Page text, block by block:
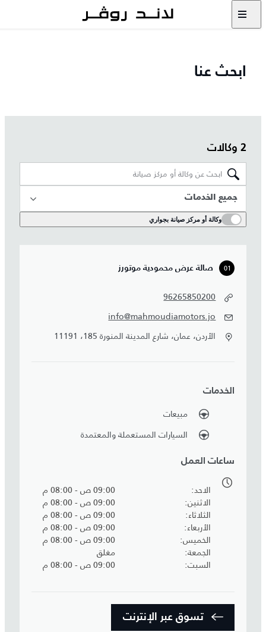
ابحث عنا
2 وكالات
جميع الخدمات
وكالة أو مركز صيانة بجواري
01 صالة عرض محمودية موتورز
96265850200
info@mahmoudiamotors.jo
الأردن، عمان، شارع المدينة المنورة 185، 11191
الخدمات
مبيعات
السيارات المستعملة والمعتمدة
ساعات العمل
الاحد
09:00 ص - 08:00 م
الاثنين
09:00 ص - 08:00 م
الثلاثاء
09:00 ص - 08:00 م
الأربعاء
09:00 ص - 08:00 م
الخميس
09:00 ص - 08:00 م
الجمعة
مغلق
السبت
09:00 ص - 08:00 م
تسوق عبر الإنترنت